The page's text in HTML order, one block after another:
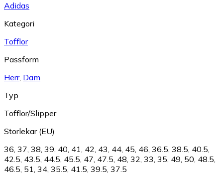
Adidas
Kategori
Tofflor
Passform
Herr, Dam
Typ
Tofflor/Slipper
Storlekar (EU)
36, 37, 38, 39, 40, 41, 42, 43, 44, 45, 46, 36.5, 38.5, 40.5,
42.5, 43.5, 44.5, 45.5, 47, 47.5, 48, 32, 33, 35, 49, 50, 48.5,
46.5, 51, 34, 35.5, 41.5, 39.5, 37.5